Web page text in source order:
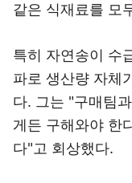
같은 식재료를 모
특히 자연송이 수
파로 생산량 자체
다. 그는 "구매팀
게든 구해와야 한
다"고 회상했다.